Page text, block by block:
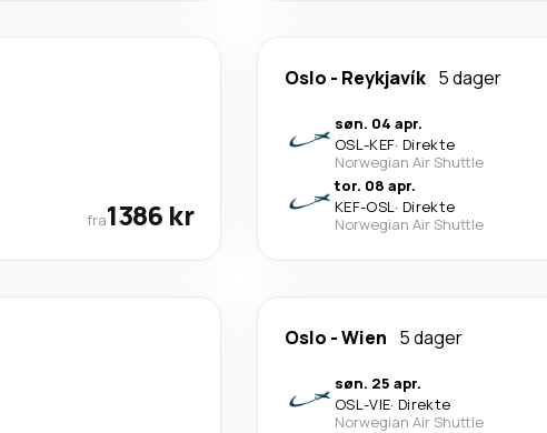
fra1386 kr
Oslo - Reykjavík 5 dager
søn. 04 apr.
OSL-KEF· Direkte
Norwegian Air Shuttle
tor. 08 apr.
KEF-OSL· Direkte
Norwegian Air Shuttle
Oslo -Wien 5 dager
søn. 25 apr.
OSL-VIE· Direkte
Norwegian Air Shuttle